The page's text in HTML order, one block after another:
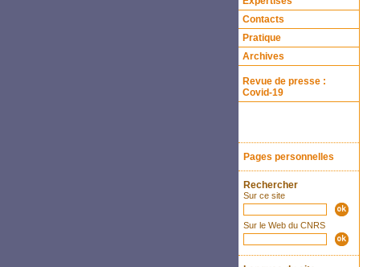
Contacts
Pratique
Archives
Revue de presse :
Covid-19
Pages personnelles
Rechercher
Sur ce site
Sur le Web du CNRS